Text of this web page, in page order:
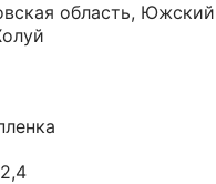
область,